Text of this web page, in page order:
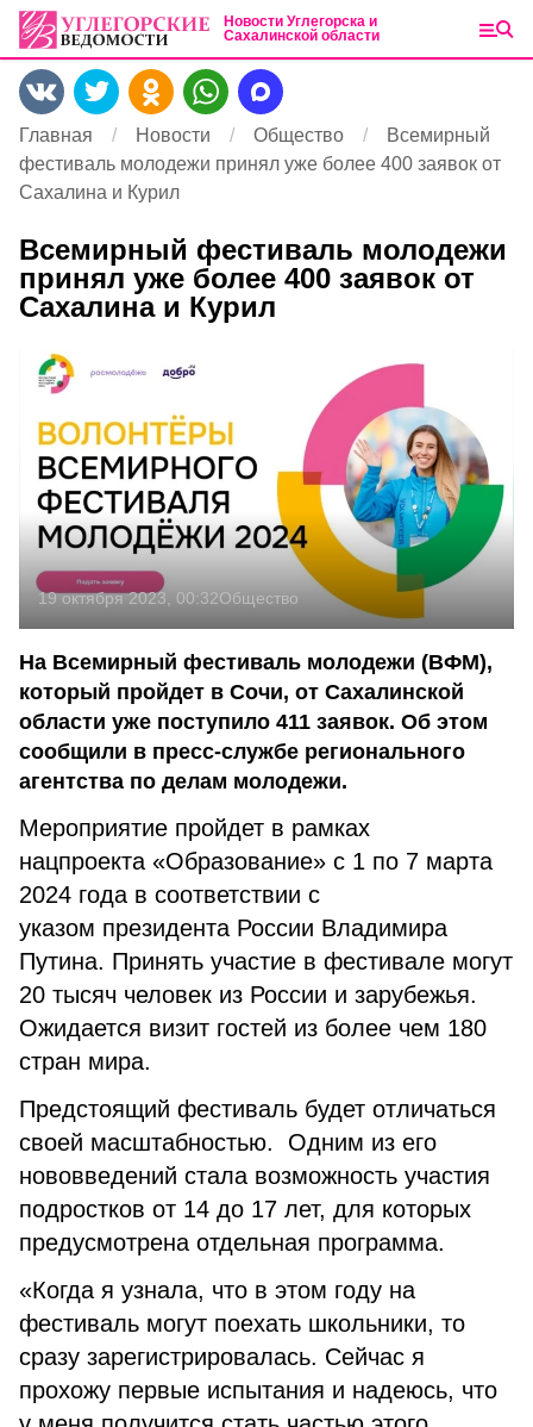
Новости Углегорска и
Сахалинской области
Главная Новости Общество
Всемирный
фестиваль молодежи принял уже более 400 заявок от
Сахалина и Курил
Всемирный фестиваль молодежи
принял уже более 400 заявок от
Сахалина и Курил
19 октября 2023, 00:32Общество
На Всемирный фестиваль молодежи (ВФМ),
который пройдет в Сочи, от Сахалинской
области уже поступило 411 заявок. Об этом
сообщили в пресс-службе регионального
агентства по делам молодежи.
Мероприятие пройдет в рамках
нацпроекта «Образование» с 1 по 7 марта
2024 года в соответствии с
указом президента России Владимира
Путина. Принять участие в фестивале могут
20 тысяч человек из России и зарубежья.
Ожидается визит гостей из более чем 180
стран мира.
Предстоящий фестиваль будет отличаться
своей масштабностью. Одним из его
нововведений стала возможность участия
подростков от 14 до 17 лет, для которых
предусмотрена отдельная программа.
«Когда я узнала, что в этом году на
фестиваль могут поехать школьники, то
сразу зарегистрировалась. Сейчас я
прохожу первые испытания и надеюсь, что